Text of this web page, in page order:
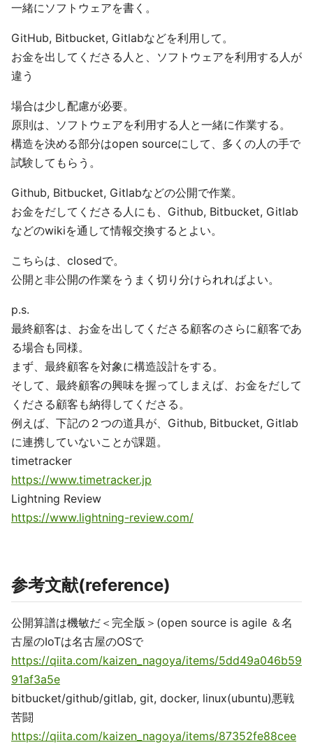
一緒にソフトウェアを書く。
GitHub, Bitbucket, Gitlabなどを利用して。
お金を出してくださる人と、ソフトウェアを利用する人が
違う
場合は少し配慮が必要。
原則は、ソフトウェアを利用する人と一緒に作業する。
構造を決める部分はopen sourceにして、多くの人の手で
試験してもらう。
Github, Bitbucket, Gitlabなどの公開で作業。
お金をだしてくださる人にも、Github, Bitbucket, Gitlab
などのwikiを通して情報交換するとよい。
こちらは、closedで。
公開と非公開の作業をうまく切り分けられればよい。
p.s.
最終顧客は、お金を出してくださる顧客のさらに顧客であ
る場合も同様。
まず、最終顧客を対象に構造設計をする。
そして、最終顧客の興味を握ってしまえば、お金をだして
くださる顧客も納得してくださる。
例えば、下記の２つの道具が、Github, Bitbucket, Gitlab
に連携していないことが課題。
timetracker
https://www.timetracker.jp
Lightning Review
https://www.lightning-review.com/
参考文献(reference)
公開算譜は機敏だ＜完全版＞(open source is agile ＆名
古屋のIoTは名古屋のOSで
https://qiita.com/kaizen_nagoya/items/5dd49a046b59
91af3a5e
bitbucket/github/gitlab, git, docker, linux(ubuntu)悪戦
苦闘
https://qiita.com/kaizen_nagoya/items/87352fe88cee